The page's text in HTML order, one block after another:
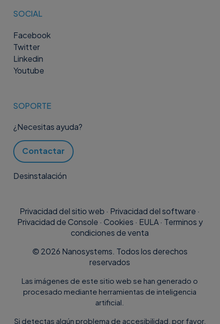
SOCIAL
Facebook
Twitter
Linkedin
Youtube
SOPORTE
¿Necesitas ayuda?
Contactar
Desinstalación
Privacidad del sitio web · Privacidad del software ·
Privacidad de Console · Cookies · EULA· Terminos y
condiciones de venta
© 2026 Nanosystems. Todos los derechos
reservados
Las imágenes de este sitio web se han generado o
procesado mediante herramientas de inteligencia
artificial.
Si detectas algún problema de accesibilidad, por favor,